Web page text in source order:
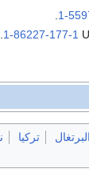
1-
1-86227-177-1
البرتغال تركيا